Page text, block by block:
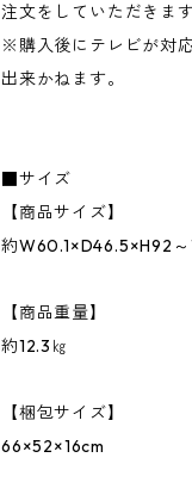
注文をしていただきま
※購入後にテレビが対
出来かねます。
■サイズ
【商品サイズ】
約W60.1×D46.5×H92～
【商品重量】
約12.3㎏
【梱包サイズ】
66×52×16cm